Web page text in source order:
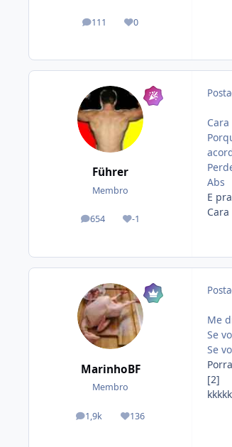
111
posts 0
Reputação
Führer
Membro
654
posts -1
Reputação
Abs
E
MarinhoBF
Membro
1,9k
posts 136
Reputação
Me
Se
Se
[2]